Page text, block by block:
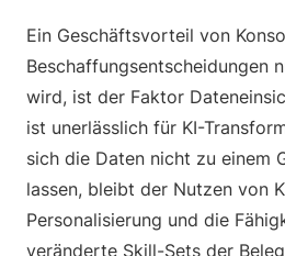
Ein Geschäftsvorteil von
Beschaffungsentscheidungen
wird, ist der Faktor
ist unerlässlich für KI-
sich die Daten nicht zu einem
lassen, bleibt der Nutzen von
Personalisierung und die
veränderte Skill-Sets der